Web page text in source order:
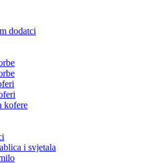
dodatci
kofere
i svjetala